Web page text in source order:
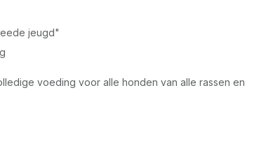
jeugd"
voeding voor alle honden van alle rassen en